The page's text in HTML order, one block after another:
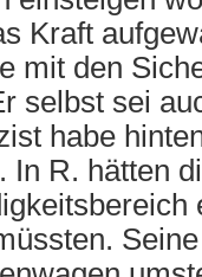
Kraft
mit den
selbst sei
habe
In R. hätten